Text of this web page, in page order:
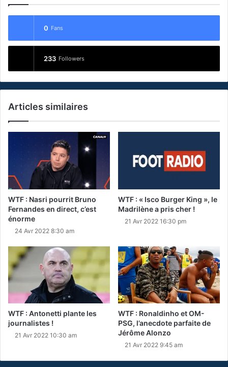
0 Fans
233 Followers
Articles similaires
WTF : Nasri pourrit Bruno
Fernandes en direct, c’est
énorme
24 Avr 2022 8:30 am
WTF : « Isco Burger King », le
Madrilène a pris cher !
21 Avr 2022 16:30 pm
WTF : Antonetti plante les
journalistes !
21 Avr 2022 10:30 am
WTF : Ronaldinho et OM-
PSG, l’anecdote parfaite de
Jérôme Alonzo
21 Avr 2022 9:45 am